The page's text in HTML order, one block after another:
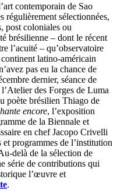
contemporain de Sao
régulièrement sélectionnées,
post coloniales ou
brésilienne – dont le récent
l’acuité – qu’observatoire
latino-américain
pas eu la chance de
dernier, séance de
des Forges de Luma
poète brésilien Thiago de
encore, l’exposition
de la Biennale et
en chef Jacopo Crivelli
programmes de l’institution
delà de la sélection de
série de contributions qui
l’œuvre et
.